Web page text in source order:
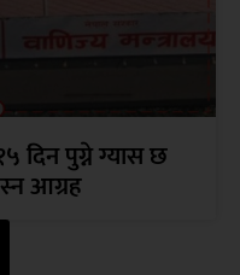
दिन पुग्ने ग्यास छ
आग्रह